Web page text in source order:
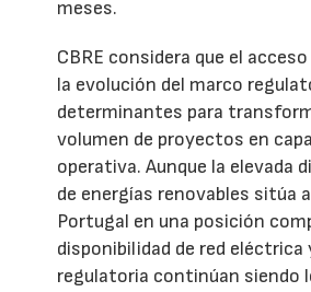
meses.
CBRE considera que el
la evolución del marco
determinantes para
volumen de proyectos en
operativa. Aunque la elevada
de energías renovables sitúa
Portugal en una posición
disponibilidad de red eléctrica
regulatoria continúan siendo